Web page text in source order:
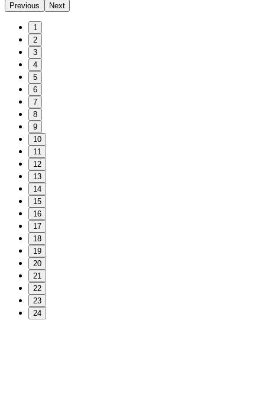
Previous Next
1
2
3
4
5
6
7
8
9
10
11
12
13
14
15
16
17
18
19
20
21
22
23
24